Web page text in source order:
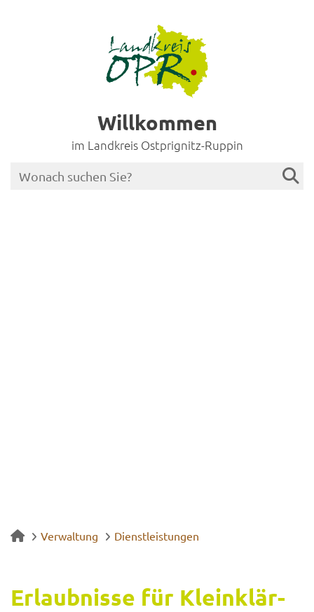
Willkommen
im Landkreis Ostprignitz-Ruppin
Verwaltung Dienstleistungen
Er­laub­nis­se für Klein­klär­